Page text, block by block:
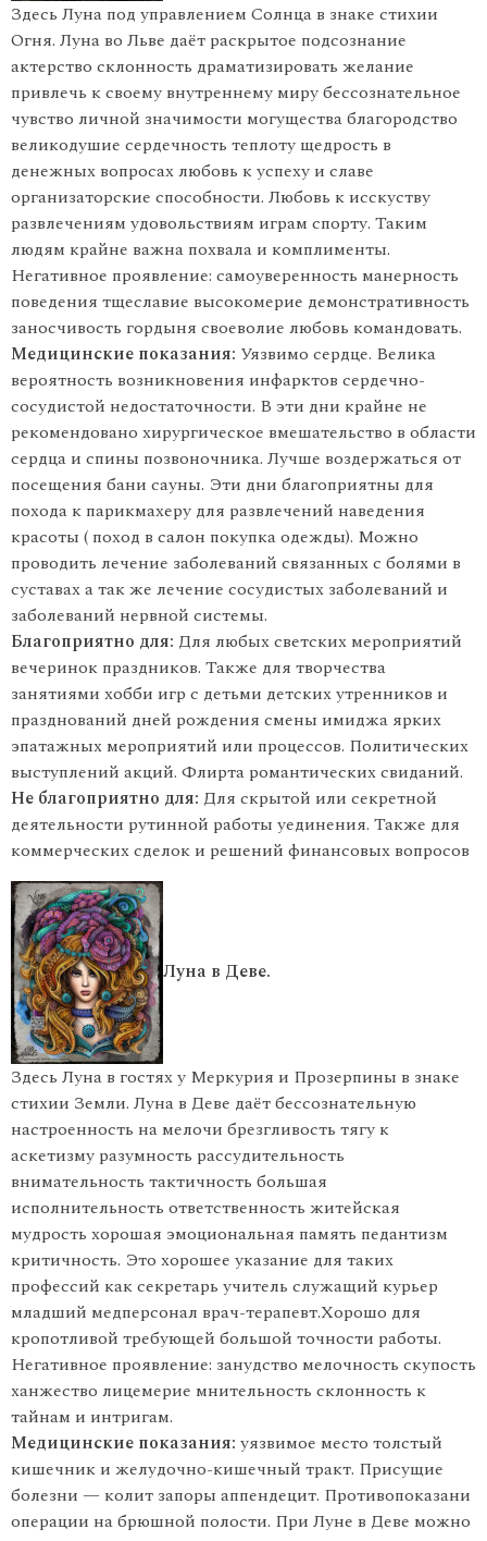
Здесь Луна под управлением Солнца в знаке стихии
Огня. Луна во Льве даёт раскрытое подсознание
актерство склонность драматизировать желание
привлечь к своему внутреннему миру бессознательное
чувство личной значимости могущества благородство
великодушие сердечность теплоту щедрость в
денежных вопросах любовь к успеху и славе
организаторские способности. Любовь к исскуству
развлечениям удовольствиям играм спорту. Таким
людям крайне важна похвала и комплименты.
Негативное проявление: самоуверенность манерность
поведения тщеславие высокомерие демонстративность
заносчивость гордыня своеволие любовь командовать.
Медицинские показания: Уязвимо сердце. Велика
вероятность возникновения инфарктов сердечно-
сосудистой недостаточности. В эти дни крайне не
рекомендовано хирургическое вмешательство в области
сердца и спины позвоночника. Лучше воздержаться от
посещения бани сауны. Эти дни благоприятны для
похода к парикмахеру для развлечений наведения
красоты ( поход в салон покупка одежды). Можно
проводить лечение заболеваний связанных с болями в
суставах а так же лечение сосудистых заболеваний и
заболеваний нервной системы.
Благоприятно для: Для любых светских мероприятий
вечеринок праздников. Также для творчества
занятиями хобби игр с детьми детских утренников и
празднований дней рождения смены имиджа ярких
эпатажных мероприятий или процессов. Политических
выступлений акций. Флирта романтических свиданий.
Не благоприятно для: Для скрытой или секретной
деятельности рутинной работы уединения. Также для
коммерческих сделок и решений финансовых вопросов
Луна в Деве.
Здесь Луна в гостях у Меркурия и Прозерпины в знаке
стихии Земли. Луна в Деве даёт бессознательную
настроенность на мелочи брезгливость тягу к
аскетизму разумность рассудительность
внимательность тактичность большая
исполнительность ответственность житейская
мудрость хорошая эмоциональная память педантизм
критичность. Это хорошее указание для таких
профессий как секретарь учитель служащий курьер
младший медперсонал врач-терапевт.Хорошо для
кропотливой требующей большой точности работы.
Негативное проявление: занудство мелочность скупость
ханжество лицемерие мнительность склонность к
тайнам и интригам.
Медицинские показания: уязвимое место толстый
кишечник и желудочно-кишечный тракт. Присущие
болезни — колит запоры аппендецит. Противопоказани
операции на брюшной полости. При Луне в Деве можно